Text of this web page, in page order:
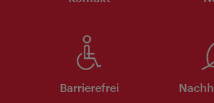
Barrierefrei